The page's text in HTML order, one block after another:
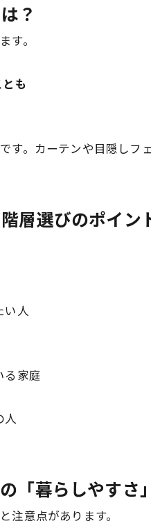
？
す。
も
す。カーテンや目隠しフ
層選びのポイン
い人
る家庭
人
「暮らしやすさ
注意点があります。